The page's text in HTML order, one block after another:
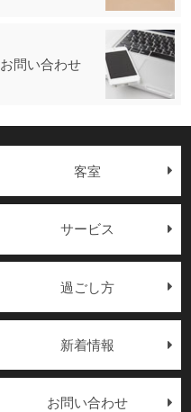
お問い合わせ
客室
サービス
過ごし方
新着情報
お問い合わせ